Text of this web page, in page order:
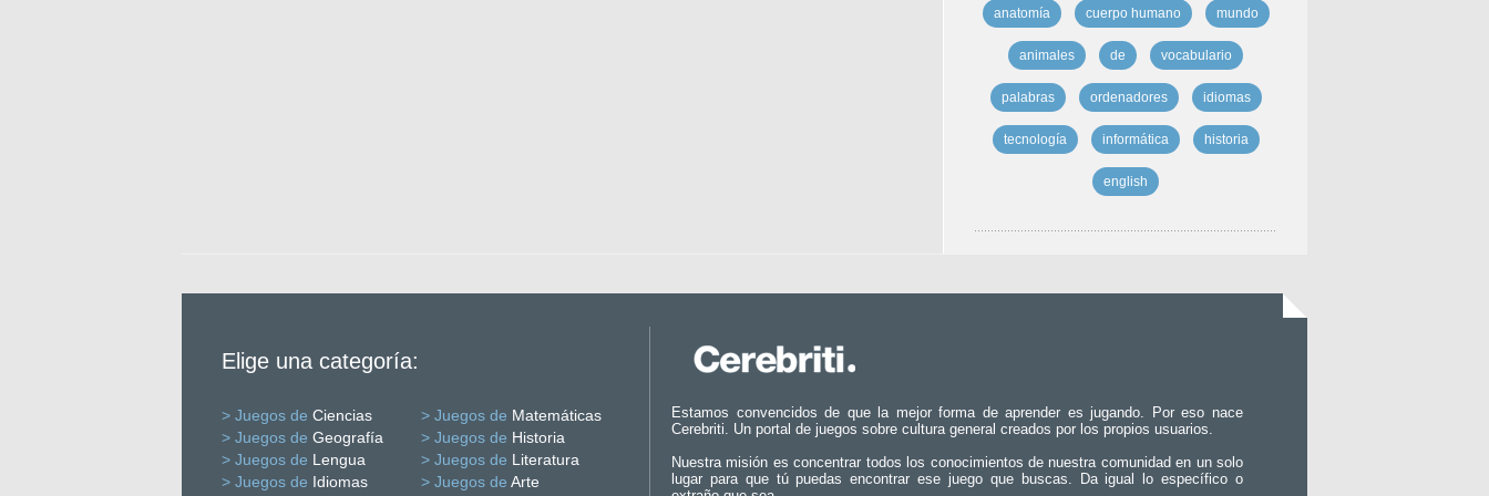
anatomía cuerpo humano mundo
animales de vocabulario
palabras ordenadores idiomas
tecnología informática historia
english
Elige una categoría:
> Juegos de Ciencias > Juegos de Matemáticas
> Juegos de Geografía > Juegos de Historia
> Juegos de Lengua > Juegos de Literatura
> Juegos de Idiomas > Juegos de Arte
Estamos convencidos de que la mejor forma de aprender es jugando. Por eso nace
Cerebriti. Un portal de juegos sobre cultura general creados por los propios usuarios.
Nuestra misión es concentrar todos los conocimientos de nuestra comunidad en un solo
lugar para que tú puedas encontrar ese juego que buscas. Da igual lo específico o